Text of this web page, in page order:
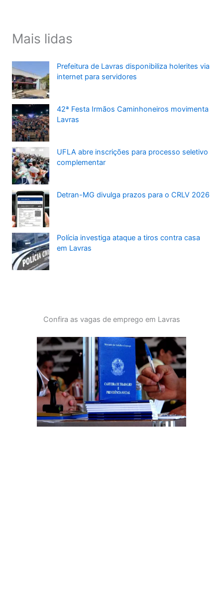
Mais lidas
Prefeitura de Lavras disponibiliza holerites via
internet para servidores
42ª Festa Irmãos Caminhoneiros movimenta
Lavras
UFLA abre inscrições para processo seletivo
complementar
Detran-MG divulga prazos para o CRLV 2026
Polícia investiga ataque a tiros contra casa
em Lavras
Confira as vagas de emprego em Lavras